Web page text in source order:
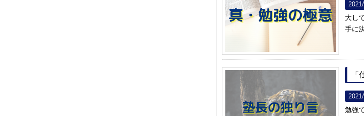
大し
手に
「
勉強